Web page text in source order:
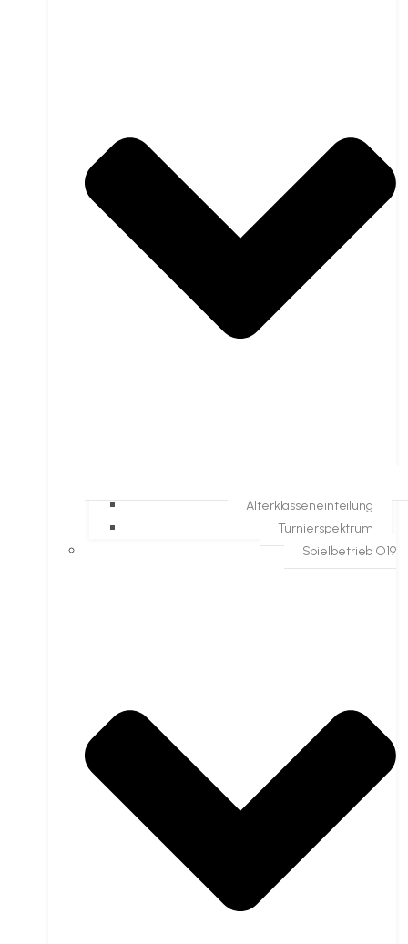
Alterklasseneinteilung
Turnierspektrum
Spielbetrieb O19